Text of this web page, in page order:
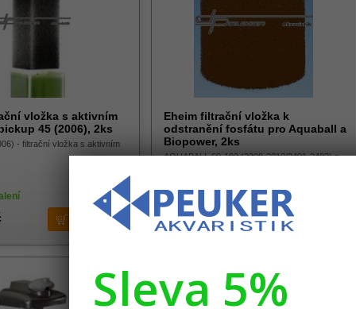
vložka s aktivním
45 (2006), 2ks
- filtrační vložka s aktivním
Eheim filtrační vložka k
odstranění fosfátu pro Aquaball a
Biopower, 2ks
AQUABALL 60-180 (2208-2212/2401-2403) a
249,00 Kč
-23%
Sleva 5%